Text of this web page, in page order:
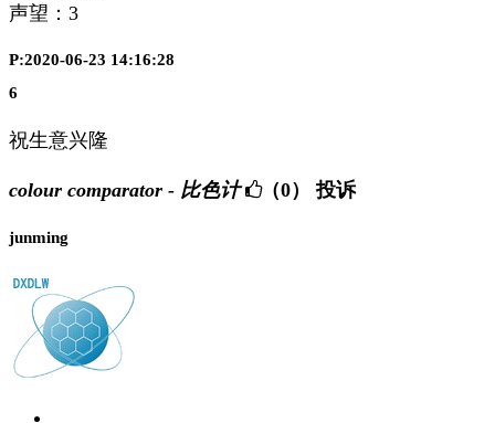
声望： 3
P:2020-06-23 14:16:28
6
祝生意兴隆
colour comparator - 比色计 （0） 投诉
junming